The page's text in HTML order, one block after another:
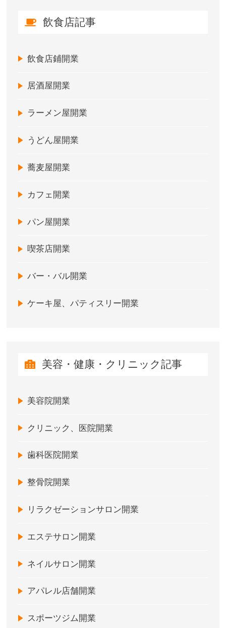
飲食店記事
飲食店鋪開業
居酒屋開業
ラーメン屋開業
うどん屋開業
蕎麦屋開業
カフェ開業
パン屋開業
喫茶店開業
バー・バル開業
ケーキ屋、パティスリー開業
美容・健康・クリニック記事
美容院開業
クリニック、医院開業
歯科医院開業
整骨院開業
リラクゼーションサロン開業
エステサロン開業
ネイルサロン開業
アパレル店舗開業
スポーツジム開業